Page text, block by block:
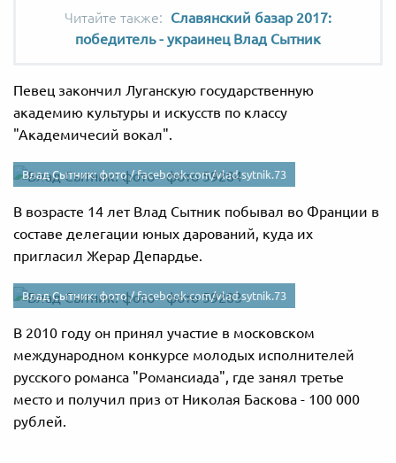
Славянский базар 2017:
победитель - украинец Влад Сытник
Певец закончил Луганскую государственную
академию культуры и искусств по классу
"Академичесий вокал".
Влад Сытник: фото /facebook.com/vlad.sytnik.73
В возрасте 14 лет Влад Сытник побывал во Франции в
составе делегации юных дарований, куда их
пригласил Жерар Депардье.
Влад Сытник: фото /facebook.com/vlad.sytnik.73
В 2010 году он принял участие в московском
международном конкурсе молодых исполнителей
русского романса "Романсиада", где занял третье
место и получил приз от Николая Баскова - 100 000
рублей.